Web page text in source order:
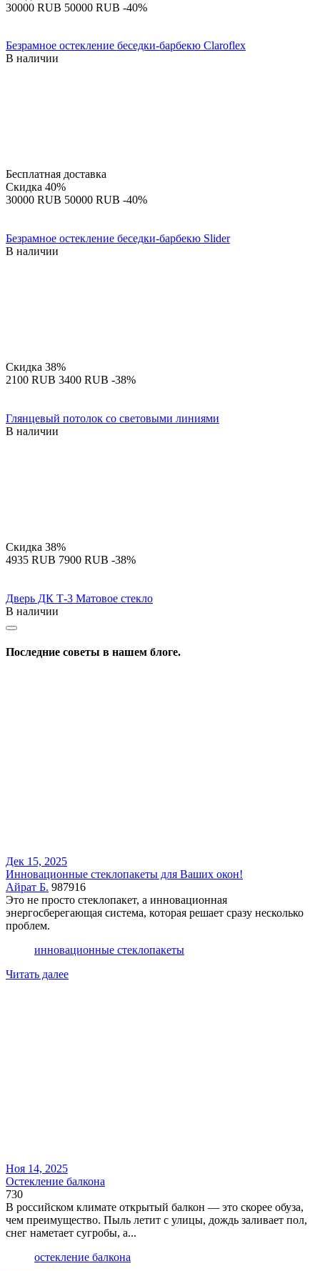
‍30000‍ RUB ‍50000‍ RUB -40%
Безрамное остекление беседки-барбекю Claroflex
В наличии
Бесплатная доставка
Скидка 40%
‍30000‍ RUB ‍50000‍ RUB -40%
Безрамное остекление беседки-барбекю Slider
В наличии
Скидка 38%
‍2100‍ RUB ‍3400‍ RUB -38%
Глянцевый потолок со световыми линиями
В наличии
Скидка 38%
‍4935‍ RUB ‍7900‍ RUB -38%
Дверь ДК Т-3 Матовое стекло
В наличии
Последние советы в нашем блоге.
Дек 15, 2025
Инновационные стеклопакеты для Ваших окон!
Айрат Б. 987916
Это не просто стеклопакет, а инновационная
энергосберегающая система, которая решает сразу несколько
проблем.
инновационные стеклопакеты
Читать далее
Ноя 14, 2025
Остекление балкона
730
В российском климате открытый балкон — это скорее обуза,
чем преимущество. Пыль летит с улицы, дождь заливает пол,
снег наметает сугробы, а...
остекление балкона